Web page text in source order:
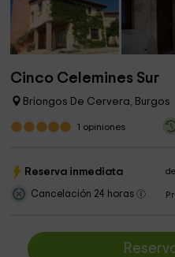
Cinco Celemines Sur
Briongos De Cervera, Burgos
1 opiniones
Reserva inmediata
Cancelación 24 horas